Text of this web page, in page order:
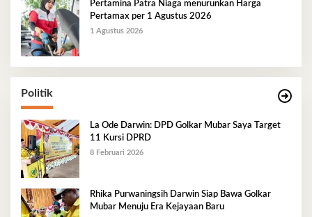
Pertamina Patra Niaga menurunkan Harga
Pertamax per 1 Agustus 2026
1 Agustus 2026
Politik
La Ode Darwin: DPD Golkar Mubar Saya Target
11 Kursi DPRD
8 Februari 2026
Rhika Purwaningsih Darwin Siap Bawa Golkar
Mubar Menuju Era Kejayaan Baru